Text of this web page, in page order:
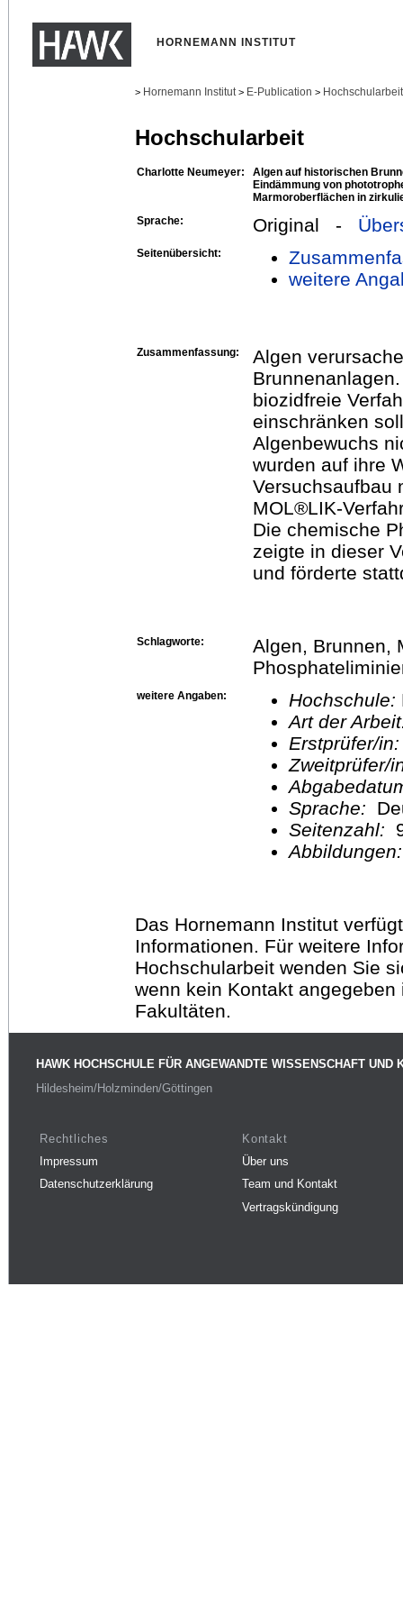
HORNEMANN INSTITUT
> Hornemann Institut > E-Publication >
Hochschularbeit
Charlotte Neumeyer:
Algen auf historischen
Eindämmung von
Marmoroberflächen in
Sprache:
Original -
Seitenübersicht:
weitere
Zusammenfassung:
Algen
biozidfreie
einschränken
Algenbewuchs
wurden auf ihre
Versuchsaufbau
MOL®LIK-
Die chemische
zeigte in dieser
und förderte
Schlagworte:
Algen, Brunnen,
weitere Angaben: Hochschule:
Art der
Erstprüfer/
Sprache:
Seitenzahl:
Das Hornemann Institut
Informationen. Für weitere
Hochschularbeit wenden Sie
wenn kein Kontakt
Fakultäten.
HAWK HOCHSCHULE FÜR ANGEWANDTE WISSENSCHAFT UND
Hildesheim/Holzminden/Göttingen
Rechtliches
Impressum
Datenschutzerklärung
Kontakt
Über uns
Team und Kontakt
Vertragskündigung